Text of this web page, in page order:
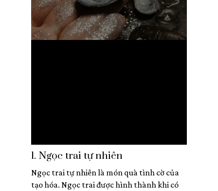
1. Ngọc trai tự nhiên
Ngọc trai tự nhiên là món quà tình cờ của
tạo hóa. Ngọc trai được hình thành khi có